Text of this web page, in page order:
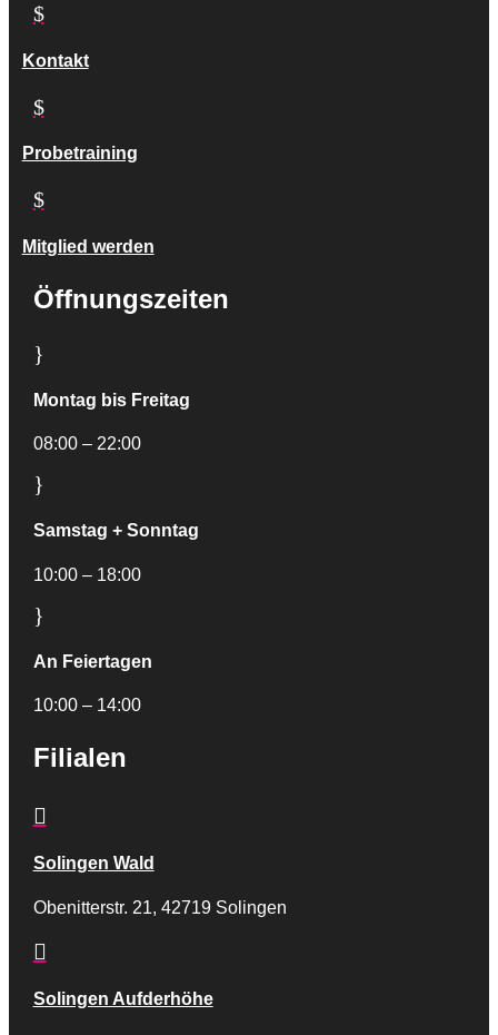
$
Kontakt
$
Probetraining
$
Mitglied werden
Öffnungszeiten
}
Montag bis Freitag
08:00 – 22:00
}
Samstag + Sonntag
10:00 – 18:00
}
An Feiertagen
10:00 – 14:00
Filialen

Solingen Wald
Obenitterstr. 21, 42719 Solingen

Solingen Aufderhöhe